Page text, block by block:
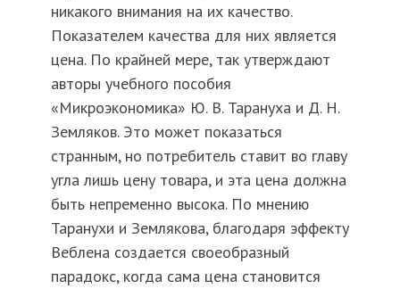
никакого внимания на их качество.
Показателем качества для них является
цена. По крайней мере, так утверждают
авторы учебного пособия
«Микроэкономика» Ю. В. Тарануха и Д. Н.
Земляков. Это может показаться
странным, но потребитель ставит во главу
угла лишь цену товара, и эта цена должна
быть непременно высока. По мнению
Таранухи и Землякова, благодаря эффекту
Веблена создается своеобразный
парадокс, когда сама цена становится